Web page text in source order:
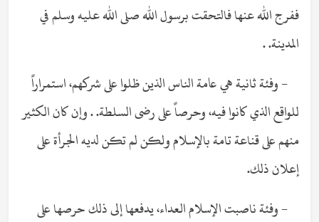
ففرج الله عنها فالتحقت برسول الله صلى الله عليه وسلم في
المدينة. .
- وفئة ثانية هي عامة الناس الذين ظلوا على شركهم، استمراراً
للواقع الذي كانوا فيه، وحرصاً على رضى السلطة. . وإن كان الكثير
منهم على قناعة تامة بالإسلام ولكن لم تكن لديه الجرأة على
إعلان ذلك.
- وفئة ناصبت الإسلام العداء، يدفعها إلى ذلك حرصها على